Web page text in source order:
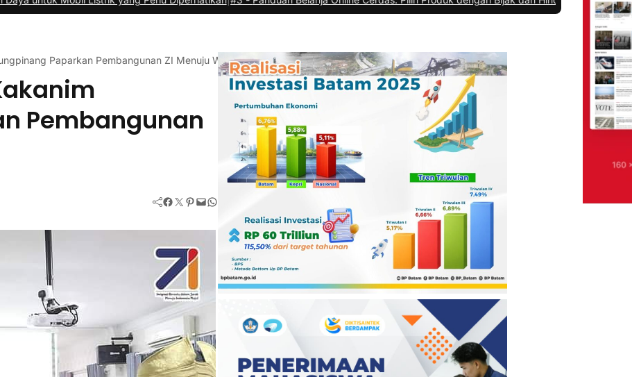
Paparkan Pembangunan ZI Menuju WBK
Pembangunan
Facebook Twitter Pinterest Mail WhatsApp